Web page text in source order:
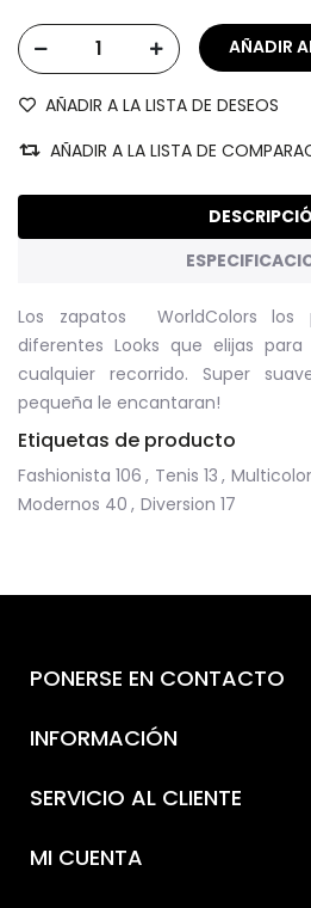
AÑADIR A LA LISTA DE DESEOS
AÑADIR A LA LISTA DE
Los zapatos WorldColors los
diferentes Looks que elijas
cualquier recorrido. Super
pequeña le encantaran!
Etiquetas de producto
Fashionista 106 , Tenis 13 , Multicolor
Modernos 40 , Diversion 17
PONERSE EN CONTACTO
INFORMACIÓN
SERVICIO AL CLIENTE
MI CUENTA